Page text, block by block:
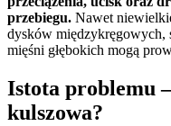
przebiegu. Nawet
dysków
mięśni głębokich mogą
Istota problemu
kulszowa?